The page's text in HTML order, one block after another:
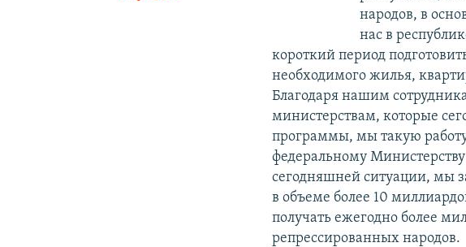
народов, в
нас в
короткий период
необходимого жилья,
Благодаря нашим
министерствам, которые
программы, мы такую
федеральному
сегодняшней ситуации, мы
в объеме более 10
получать ежегодно более
репрессированных народов.